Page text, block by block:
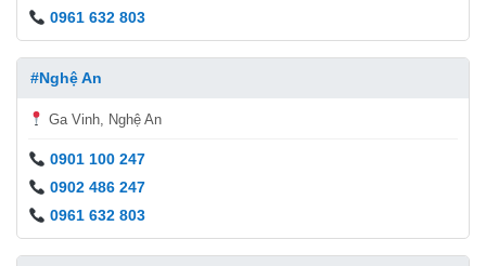
0961 632 803
#Nghệ An
Ga Vinh, Nghệ An
0901 100 247
0902 486 247
0961 632 803